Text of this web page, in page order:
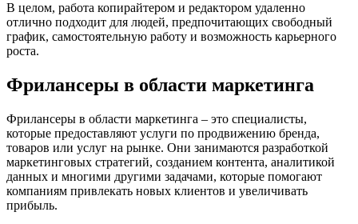
В целом, работа копирайтером и редактором удаленно
отлично подходит для людей, предпочитающих свободный
график, самостоятельную работу и возможность карьерного
роста.
Фрилансеры в области маркетинга
Фрилансеры в области маркетинга – это специалисты,
которые предоставляют услуги по продвижению бренда,
товаров или услуг на рынке. Они занимаются разработкой
маркетинговых стратегий, созданием контента, аналитикой
данных и многими другими задачами, которые помогают
компаниям привлекать новых клиентов и увеличивать
прибыль.